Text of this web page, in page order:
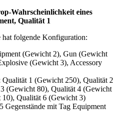
Wahrscheinlichkeit eines
Qualität 1
hat folgende Konfiguration:
(Gewicht 2), Gun (Gewicht
(Gewicht 3), Accessory
1 (Gewicht 250), Qualität 2
(Gewicht 80), Qualität 4 (Gewicht
Qualität 6 (Gewicht 3)
Gegenstände mit Tag Equipment